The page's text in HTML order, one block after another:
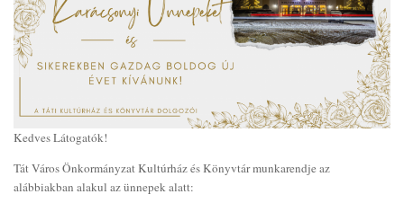
Kedves Látogatók!
Tát Város Önkormányzat Kultúrház és Könyvtár munkarendje az
alábbiakban alakul az ünnepek alatt: